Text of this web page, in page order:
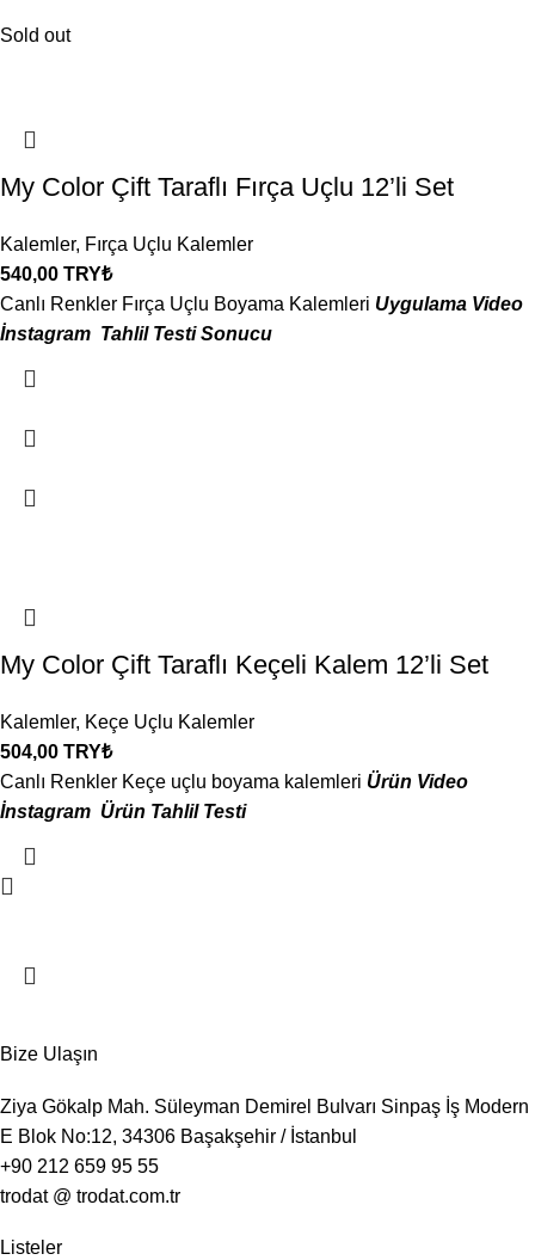
Sold out
My Color Çift Taraflı Fırça Uçlu 12’li Set
Kalemler, Fırça Uçlu Kalemler
540,00 TRY₺
Canlı Renkler Fırça Uçlu Boyama Kalemleri Uygulama Video
İnstagram Tahlil Testi Sonucu
My Color Çift Taraflı Keçeli Kalem 12’li Set
Kalemler, Keçe Uçlu Kalemler
504,00 TRY₺
Canlı Renkler Keçe uçlu boyama kalemleri Ürün Video
İnstagram Ürün Tahlil Testi
Bize Ulaşın
Ziya Gökalp Mah. Süleyman Demirel Bulvarı Sinpaş İş Modern
E Blok No:12, 34306 Başakşehir / İstanbul
+90 212 659 95 55
trodat @ trodat.com.tr
Listeler